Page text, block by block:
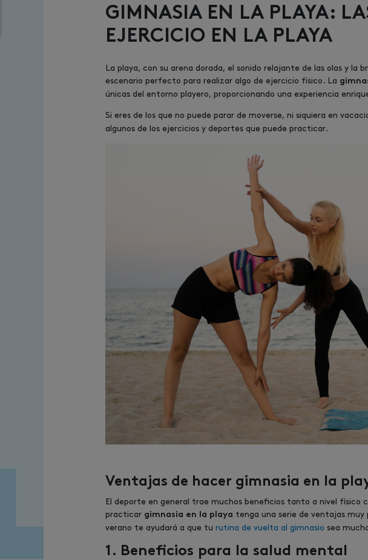
GIMNASIA EN LA PLAYA:
EJERCICIO EN LA PLAYA
La playa, con su arena dorada, el sonido relajante de las olas y la
escenario perfecto para realizar algo de ejercicio físico. La
únicas del entorno playero, proporcionando una experiencia
Si eres de los que no puede parar de moverse, ni siquiera en
algunos de los ejercicios y deportes que puede practicar.
Ventajas de hacer gimnasia en la
El deporte en general trae muchos beneficios tanto a nivel físico
practicar gimnasia en la playa tenga una serie de ventajas
verano te ayudará a que tu rutina de vuelta al gimnasio sea
1. Beneficios para la salud mental